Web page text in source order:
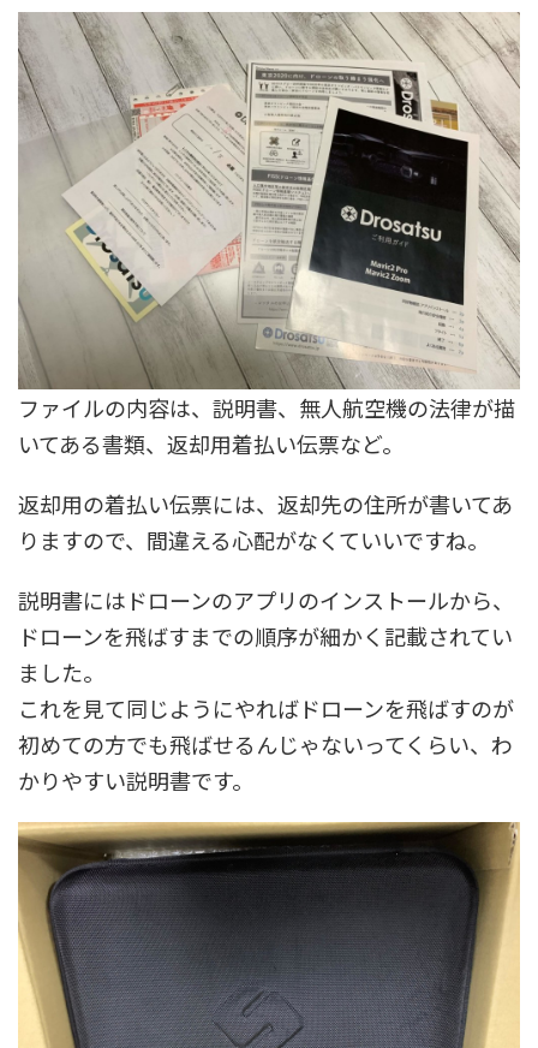
ファイルの内容は、説明書、無人航空機の法律が描
いてある書類、返却用着払い伝票など。
返却用の着払い伝票には、返却先の住所が書いてあ
りますので、間違える心配がなくていいですね。
説明書にはドローンのアプリのインストールから、
ドローンを飛ばすまでの順序が細かく記載されてい
ました。
これを見て同じようにやればドローンを飛ばすのが
初めての方でも飛ばせるんじゃないってくらい、わ
かりやすい説明書です。